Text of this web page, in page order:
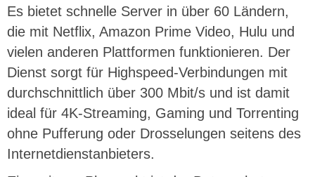
Es bietet schnelle Server in über 60 Ländern,
die mit Netflix, Amazon Prime Video, Hulu und
vielen anderen Plattformen funktionieren. Der
Dienst sorgt für Highspeed-Verbindungen mit
durchschnittlich über 300 Mbit/s und ist damit
ideal für 4K-Streaming, Gaming und Torrenting
ohne Pufferung oder Drosselungen seitens des
Internetdienstanbieters.